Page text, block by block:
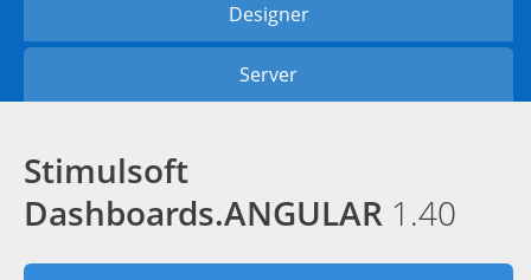
Designer
Server
Stimulsoft
Dashboards.ANGULAR 1.40